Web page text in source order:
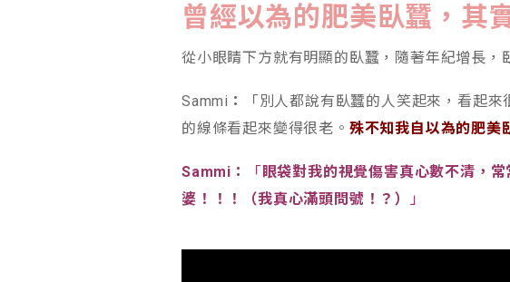
曾經以為的肥美臥蠶，其
從小眼睛下方就有明顯的臥蠶，隨著年紀增長，
Sammi ：
「別人都說有臥蠶的人笑起來，看起
的線條看起來變得很老。 殊不知我自以為的肥美
Sammi： 「 眼袋對我的視覺傷害真心數不清，
婆！！！（我真心滿頭問號！？）
」